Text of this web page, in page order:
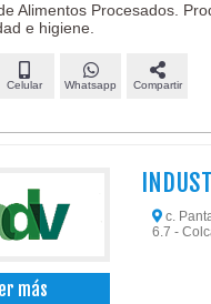
Alimentos Procesados.
e higiene.
Celular Whatsapp Compartir
más
c.
6.7 -